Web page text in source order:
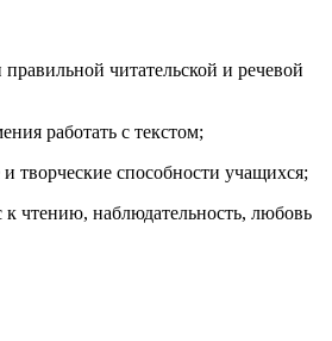
читательской и речевой
работать с текстом;
творческие способности учащихся;
к чтению, наблюдательность, любовь